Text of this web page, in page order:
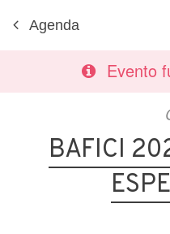
Agenda
Evento
BAFICI